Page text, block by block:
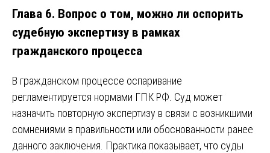
Глава 6. Вопрос о том, можно ли оспорить
судебную экспертизу в рамках
гражданского процесса
В гражданском процессе оспаривание
регламентируется нормами ГПК РФ. Суд может
назначить повторную экспертизу в связи с возникшими
сомнениями в правильности или обоснованности ранее
данного заключения. Практика показывает, что суды